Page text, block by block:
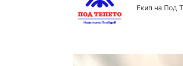
Екип на Под